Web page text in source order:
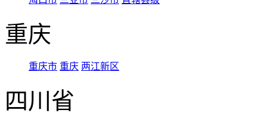
重庆
重庆市 重庆 两江新区
四川省